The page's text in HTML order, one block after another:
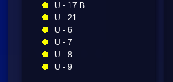
U - 17 B.
U - 21
U - 6
U - 7
U - 8
U - 9